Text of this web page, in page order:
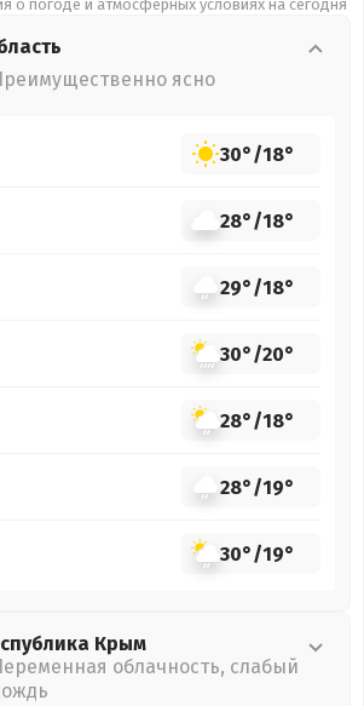
о погоде и атмосферных условиях на сегодня
ясно
30°/18°
28°/18°
29°/18°
30°/20°
28°/18°
28°/19°
30°/19°
Крым
облачность, слабый